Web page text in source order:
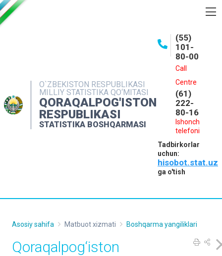
O`ZBEKISTON RESPUBLIKASI
MILLIY STATISTIKA QO‘MITASI
QORAQALPOG'ISTON
RESPUBLIKASI
STATISTIKA BOSHQARMASI
(55)
101-
80-00
Call
Centre
(61)
222-
80-16
Ishonch
telefoni
Tadbirkorlar
uchun:
hisobot.stat.uz
ga o'tish
INTERAKTIV XIZMATLAR
MATBUOT XIZMATI
MUROJAATLAR
Asosiy sahifa Matbuot xizmati Boshqarma yangiliklari
Qoraqalpog‘iston